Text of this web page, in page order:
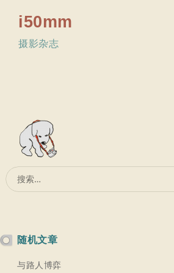
i50mm
摄影杂志
搜
索：
随机文章
与路人博弈